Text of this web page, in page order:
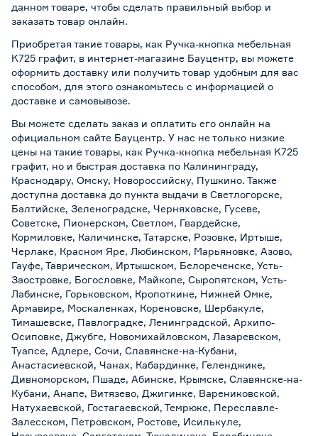
данном товаре, чтобы сделать правильный выбор и
заказать товар онлайн.
Приобретая такие товары, как Ручка-кнопка мебельная
K725 графит, в интернет-магазине Бауцентр, вы можете
оформить доставку или получить товар удобным для вас
способом, для этого ознакомьтесь с информацией о
доставке и самовывозе.
Вы можете сделать заказ и оплатить его онлайн на
официальном сайте Бауцентр. У нас не только низкие
цены на такие товары, как Ручка-кнопка мебельная K725
графит, но и быстрая доставка по Калининграду,
Краснодару, Омску, Новороссийску, Пушкино. Также
доступна доставка до пункта выдачи в Светлогорске,
Балтийске, Зеленоградске, Черняховске, Гусеве,
Советске, Пионерском, Светлом, Гвардейске,
Кормиловке, Каличинске, Татарске, Розовке, Иртыше,
Черлаке, Красном Яре, Любинском, Марьяновке, Азово,
Гауфе, Таврическом, Иртышском, Белореченске, Усть-
Заостровке, Богословке, Майкопе, Сыропятском, Усть-
Лабинске, Горьковском, Кропоткине, Нижней Омке,
Армавире, Москаленках, Кореновске, Шербакуле,
Тимашевске, Павлоградке, Ленинградской, Архипо-
Осиповке, Джубге, Новомихайловском, Лазаревском,
Туапсе, Адлере, Сочи, Славянске-на-Кубани,
Анастасиевской, Чанах, Кабардинке, Геленджике,
Дивноморском, Пшаде, Абинске, Крымске, Славянске-на-
Кубани, Анапе, Витязево, Джигинке, Варениковской,
Натухаевской, Гостагаевской, Темрюке, Переславле-
Залесском, Петровском, Ростове, Исилькуле,